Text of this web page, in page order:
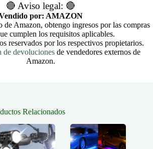
🔴 Aviso legal: 🔴
por: AMAZON
Amazon, obtengo ingresos por las compras
cumplen los requisitos aplicables.
reservados por los respectivos propietarios.
de devoluciones de vendedores externos de
Amazon.
Relacionados